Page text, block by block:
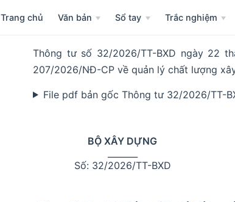
Trang chủ Văn bản Sổ tay Trắc nghiệm
Thông tư số 32/2026/TT-BXD ngày 22
207/2026/NĐ-CP về quản lý chất lượng
File pdf bản gốc Thông tư 32/2026/TT-
BỘ XÂY DỰNG
Số: 32/2026/TT-BXD